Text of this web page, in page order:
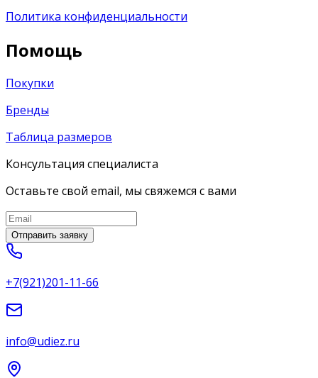
Политика конфиденциальности
Помощь
Покупки
Бренды
Таблица размеров
Консультация специалиста
Оставьте свой email, мы свяжемся с вами
Отправить заявку
+7(921)201-11-66
info@udiez.ru